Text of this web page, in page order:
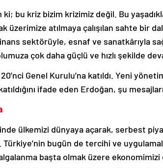
bu kriz bizim krizimiz değil. Bu
üzerimize atılmaya çalışılan sahte bir
sektörüyle, esnaf ve sanatkârıyla
çok daha güçlü ve hızlı şekilde
Genel Kurulu’na katıldı. Yeni
ifade eden Erdoğan, şu
ülkemizi dünyaya açarak, serbest
Türkiye’nin bugün de tercihi ve
başta olmak üzere